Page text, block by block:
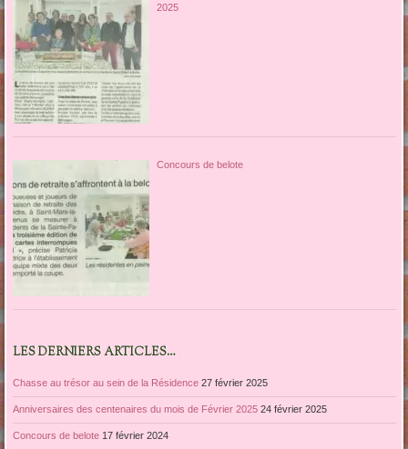
2025
Concours de belote
LES DERNIERS ARTICLES…
Chasse au trésor au sein de la Résidence 27 février 2025
Anniversaires des centenaires du mois de Février 2025 24 février 2025
Concours de belote 17 février 2024